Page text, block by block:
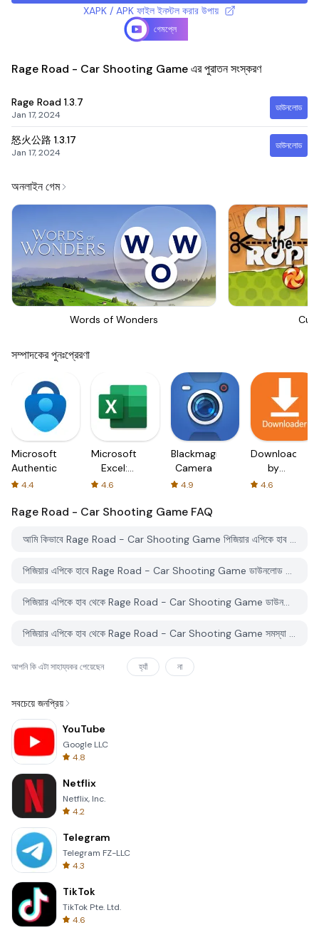
XAPK / APK ফাইল ইনস্টল করার উপায়
গেমপ্লে
Rage Road - Car Shooting Game এর পুরাতন সংস্করণ
Rage Road 1.3.7
Jan 17, 2024
ডাউনলোড
怒火公路 1.3.17
Jan 17, 2024
ডাউনলোড
অনলাইন গেম
Words of Wonders Cut
সম্পাদকের পুনঃপ্রেরণা
Microsoft
Authenticator
4.4
Microsoft
Excel:
Spreadsheets
4.6
Blackmagic
Camera
4.9
Downloader
by
AFTVnews
4.6
Rage Road - Car Shooting Game FAQ
আমি কিভাবে Rage Road - Car Shooting Game পিজিয়ার এপিকে হাব থেকে ডাউনলোড করব?
পিজিয়ার এপিকে হাবে Rage Road - Car Shooting Game ডাউনলোড করার জন্য কোন খরচ আছে?
পিজিয়ার এপিকে হাব থেকে Rage Road - Car Shooting Game ডাউনলোড করতে কি আমার একটি অ্যাকাউন্ট দরকার?
পিজিয়ার এপিকে হাব থেকে Rage Road - Car Shooting Game সমস্যা রিপোর্ট করতে কিভাবে পারি?
আপনি কি এটা সাহায্যকর পেয়েছেন হ্যাঁ না
সবচেয়ে জনপ্রিয়
YouTube
Google LLC
4.8
Netflix
Netflix, Inc.
4.2
Telegram
Telegram FZ-LLC
4.3
TikTok
TikTok Pte. Ltd.
4.6